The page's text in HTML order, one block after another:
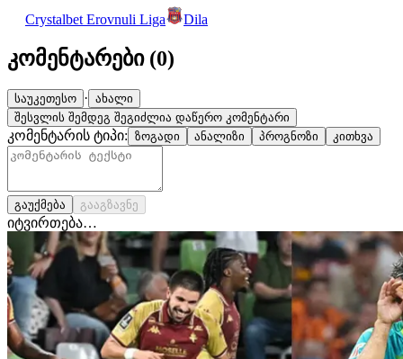
Crystalbet Erovnuli Liga Dila
კომენტარები (0)
საუკეთესო · ახალი
შესვლის შემდეგ შეგიძლია დაწერო კომენტარი
კომენტარის ტიპი: ზოგადი ანალიზი პროგნოზი კითხვა
გაუქმება გააგზავნე
იტვირთება…